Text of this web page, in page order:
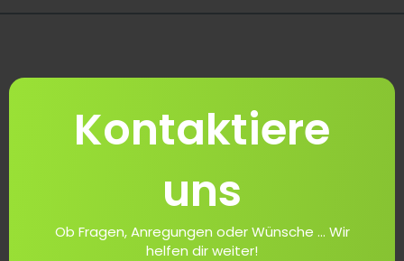
Kontaktiere
uns
Ob Fragen, Anregungen oder Wünsche ... Wir
helfen dir weiter!